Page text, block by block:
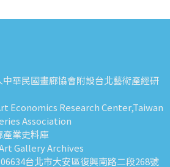
中華民國畫廊協會附設台北藝術產經研
Economics Research Center,Taiwan
Association
產業史料庫
Gallery Archives
台北市大安區復興南路二段268號